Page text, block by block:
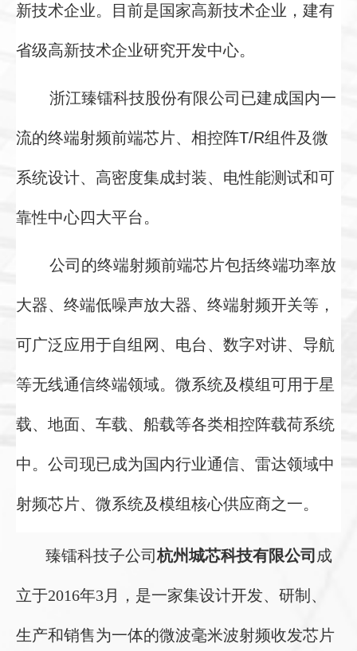
新技术企业。目前是国家高新技术企业，建有
省级高新技术企业研究开发中心。
浙江臻镭科技股份有限公司已建成国内一
流的终端射频前端芯片、相控阵T/R组件及微
系统设计、高密度集成封装、电性能测试和可
靠性中心四大平台。
公司的终端射频前端芯片包括终端功率放
大器、终端低噪声放大器、终端射频开关等，
可广泛应用于自组网、电台、数字对讲、导航
等无线通信终端领域。微系统及模组可用于星
载、地面、车载、船载等各类相控阵载荷系统
中。公司现已成为国内行业通信、雷达领域中
射频芯片、微系统及模组核心供应商之一。
臻镭科技子公司杭州城芯科技有限公司 成
立于2016年3月，是一家集设计开发、研制、
生产和销售为一体的微波毫米波射频收发芯片